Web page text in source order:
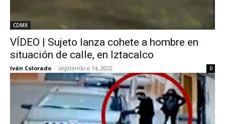
CDMX
VÍDEO | Sujeto lanza cohete a hombre en
situación de calle, en Iztacalco
Iván Colorado - septiembre 14, 2022 0